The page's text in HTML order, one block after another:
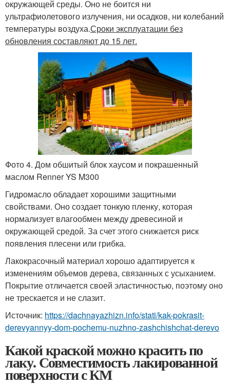
окружающей среды. Оно не боится ни
ультрафиолетового излучения, ни осадков, ни колебаний
температуры воздуха.Сроки эксплуатации без
обновления составляют до 15 лет.
Фото 4. Дом обшитый блок хаусом и покрашенный
маслом Renner YS M300
Гидромасло обладает хорошими защитными
свойствами. Оно создает тонкую пленку, которая
нормализует влагообмен между древесиной и
окружающей средой. За счет этого снижается риск
появления плесени или грибка.
Лакокрасочный материал хорошо адаптируется к
изменениям объемов дерева, связанных с усыханием.
Покрытие отличается своей эластичностью, поэтому оно
не трескается и не слазит.
Источник: https://dachnayazhizn.info/stati/kak-pokrasit-
derevyannyy-dom-pochemu-nuzhno-zashchishchat-derevo
Какой краской можно красить по
лаку. Совместимость лакированной
поверхности с КМ